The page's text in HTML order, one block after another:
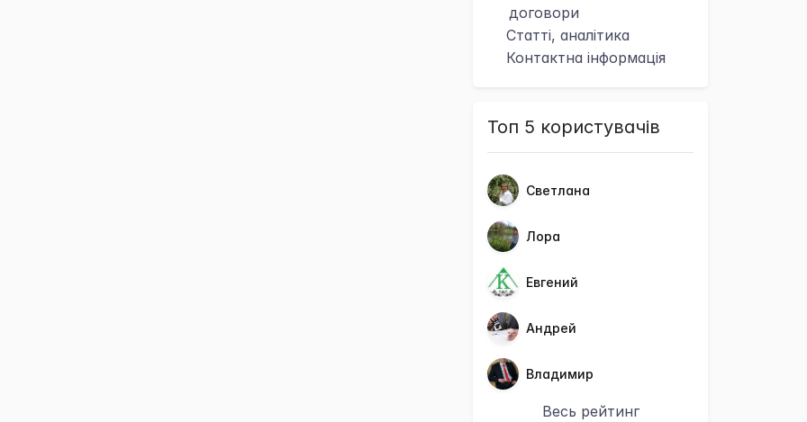
договори
Статті, аналітика
Контактна інформація
Топ 5 користувачів
Светлана
Лора
Евгений
Андрей
Владимир
Весь рейтинг